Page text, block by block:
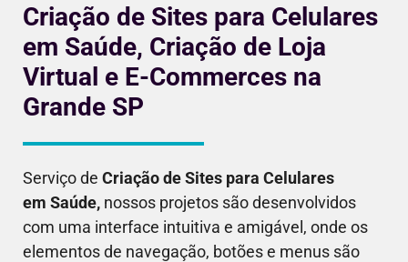
Criação de Sites para Celulares
em Saúde, Criação de Loja
Virtual e E-Commerces na
Grande SP
Serviço de Criação de Sites para Celulares
em Saúde, nossos projetos são desenvolvidos
com uma interface intuitiva e amigável, onde os
elementos de navegação, botões e menus são